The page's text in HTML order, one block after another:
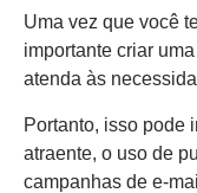
Uma vez que você
importante criar
atenda às
Portanto, isso pode
atraente, o uso de
campanhas de e-